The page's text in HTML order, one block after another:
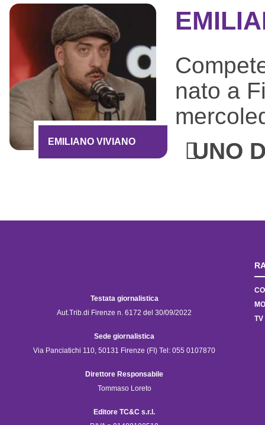
EMILIANO VIVIANO
nato a
UNO
Testata giornalistica
Aut.Trib.di Firenze n. 6172 del 30/09/2022
Sede giornalistica
Via Panciatichi 110, 50131 Firenze (FI) Tel: 055 0107870
Direttore Responsabile
Tommaso Loreto
Editore TC&C s.r.l.
TV